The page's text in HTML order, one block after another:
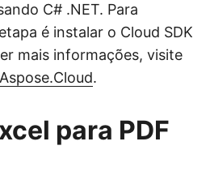
C# .NET. Para
é instalar o Cloud SDK
mais informações, visite
.
para PDF